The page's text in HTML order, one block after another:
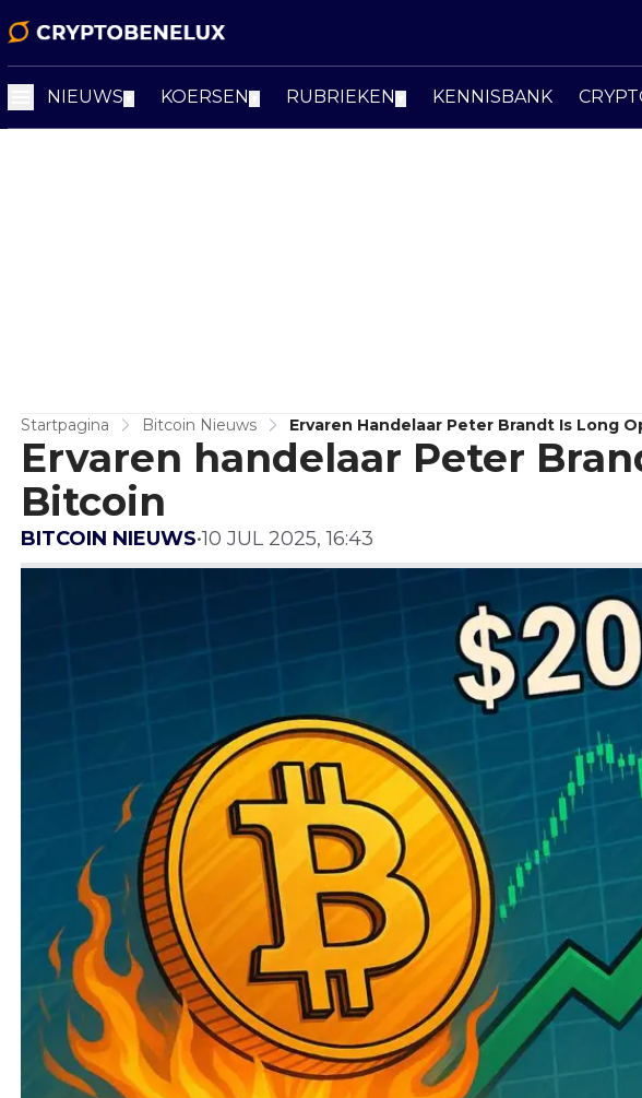
NIEUWS KOERSEN RUBRIEKEN KENNISBANK
Startpagina Bitcoin Nieuws Ervaren Handelaar Peter Brandt Is Long
Ervaren handelaar Peter
Bitcoin
BITCOIN NIEUWS•10 JUL 2025, 16:43